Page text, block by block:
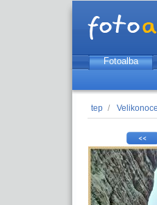
Fotoalba
tep /